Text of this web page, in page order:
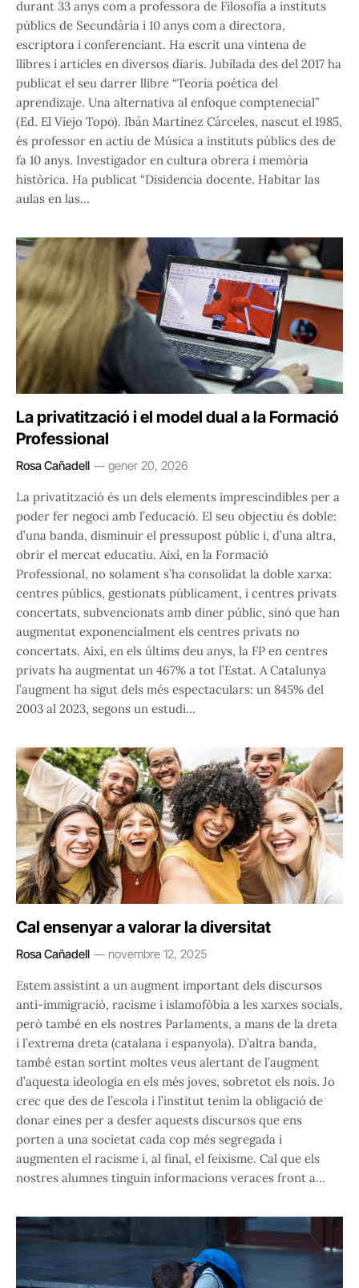
durant 33 anys com a professora de Filosofía a instituts
públics de Secundària i 10 anys com a directora,
escriptora i conferenciant. Ha escrit una vintena de
llibres i articles en diversos diaris. Jubilada des del 2017 ha
publicat el seu darrer llibre “Teoría poética del
aprendizaje. Una alternativa al enfoque comptenecial”
(Ed. El Viejo Topo). Ibán Martínez Cárceles, nascut el 1985,
és professor en actiu de Música a instituts públics des de
fa 10 anys. Investigador en cultura obrera i memòria
històrica. Ha publicat “Disidencia docente. Habitar las
aulas en las…
La privatització i el model dual a la Formació
Professional
Rosa Cañadell gener 20, 2026
La privatització és un dels elements imprescindibles per a
poder fer negoci amb l’educació. El seu objectiu és doble:
d’una banda, disminuir el pressupost públic i, d’una altra,
obrir el mercat educatiu. Així, en la Formació
Professional, no solament s’ha consolidat la doble xarxa:
centres públics, gestionats públicament, i centres privats
concertats, subvencionats amb diner públic, sinó que han
augmentat exponencialment els centres privats no
concertats. Així, en els últims deu anys, la FP en centres
privats ha augmentat un 467% a tot l’Estat. A Catalunya
l’augment ha sigut dels més espectaculars: un 845% del
2003 al 2023, segons un estudi…
Cal ensenyar a valorar la diversitat
Rosa Cañadell novembre 12, 2025
Estem assistint a un augment important dels discursos
anti-immigració, racisme i islamofòbia a les xarxes socials,
però també en els nostres Parlaments, a mans de la dreta
i l’extrema dreta (catalana i espanyola). D’altra banda,
també estan sortint moltes veus alertant de l’augment
d’aquesta ideologia en els més joves, sobretot els nois. Jo
crec que des de l’escola i l’institut tenim la obligació de
donar eines per a desfer aquests discursos que ens
porten a una societat cada cop més segregada i
augmenten el racisme i, al final, el feixisme. Cal que els
nostres alumnes tinguin informacions veraces front a…